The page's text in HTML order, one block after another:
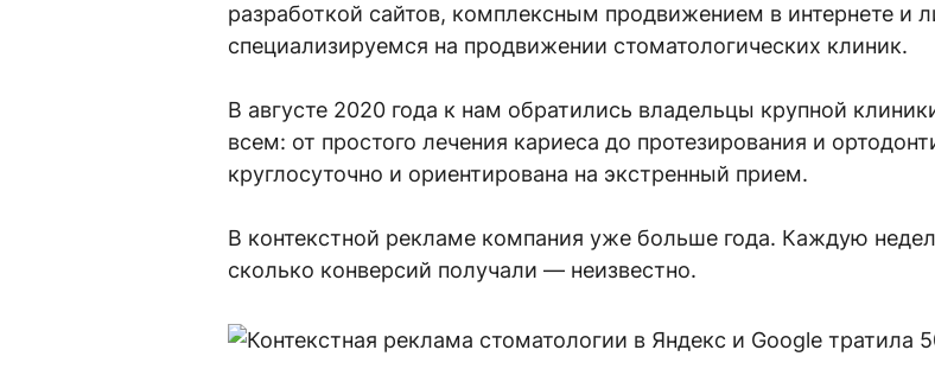
разработкой сайтов, комплексным продвижением в интернете и
специализируемся на продвижении стоматологических клиник.
В августе 2020 года к нам обратились владельцы крупной
всем: от простого лечения кариеса до протезирования и
круглосуточно и ориентирована на экстренный прием.
В контекстной рекламе компания уже больше года. Каждую
сколько конверсий получали — неизвестно.